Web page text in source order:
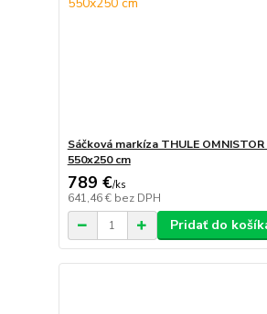
Sáčková markíza THULE OMNISTOR
550x250 cm
789 €/ks
641,46 € bez DPH
Pridať do